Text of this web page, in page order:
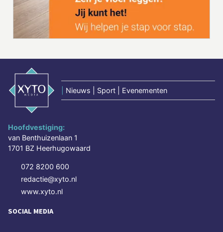
Nieuws | Sport | Evenementen
Hoofdvestiging:
van Benthuizenlaan 1
1701 BZ Heerhugowaard
072 8200 600
redactie@xyto.nl
www.xyto.nl
SOCIAL MEDIA